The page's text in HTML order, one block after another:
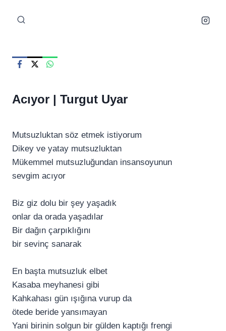
Acıyor | Turgut Uyar
Mutsuzluktan söz etmek istiyorum
Dikey ve yatay mutsuzluktan
Mükemmel mutsuzluğundan insansoyunun
sevgim acıyor
Biz giz dolu bir şey yaşadık
onlar da orada yaşadılar
Bir dağın çarpıklığını
bir sevinç sanarak
En başta mutsuzluk elbet
Kasaba meyhanesi gibi
Kahkahası gün ışığına vurup da
ötede beride yansımayan
Yani birinin solgun bir gülden kaptığı frengi